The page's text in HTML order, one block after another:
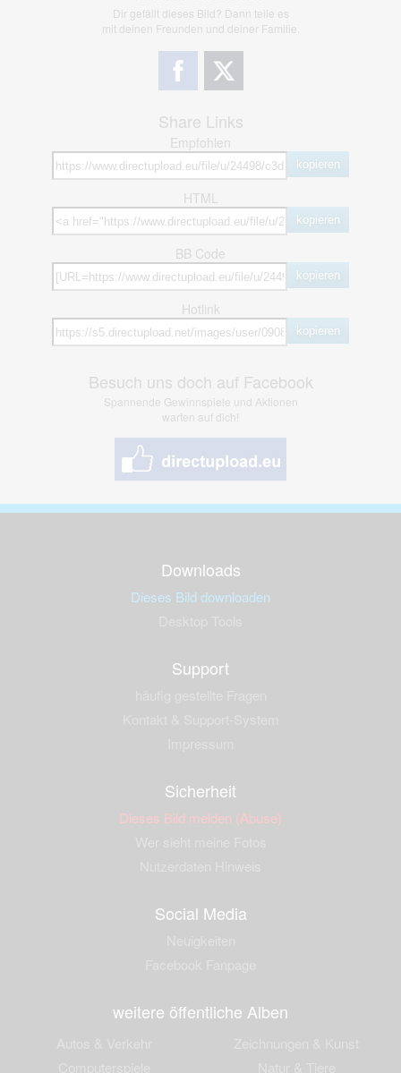
Dir gefällt dieses Bild? Dann teile es
mit deinen Freunden und deiner Familie.
Share Links
Empfohlen
kopieren
HTML
kopieren
BB Code
kopieren
Hotlink
kopieren
Besuch uns doch auf Facebook
Spannende Gewinnspiele und Aktionen
warten auf dich!
Downloads
Dieses Bild downloaden
Support
Sicherheit
Dieses Bild melden (Abuse)
Social Media
weitere öffentliche Alben